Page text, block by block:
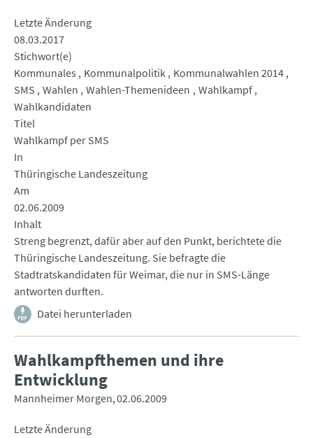
Letzte Änderung
08.03.2017
Stichwort(e)
Kommunales
Kommunalpolitik Kommunalwahlen 2014
SMS Wahlen Wahlen-Themenideen
Wahlkampf
Wahlkandidaten
Titel
Wahlkampf per SMS
In
Thüringische Landeszeitung
Am
02.06.2009
Inhalt
Streng begrenzt, dafür aber auf den Punkt, berichtete die
Thüringische Landeszeitung. Sie befragte die
Stadtratskandidaten für Weimar, die nur in SMS-Länge
antworten durften.
Datei herunterladen
Wahlkampfthemen und ihre
Entwicklung
Mannheimer Morgen 02.06.2009
Letzte Änderung